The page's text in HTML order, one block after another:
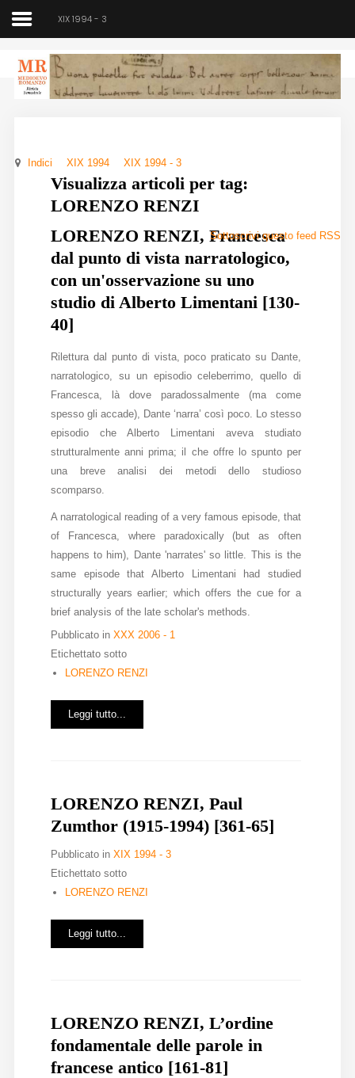
Medioevo Romanzo
Home
Chi siamo
Direzione
Indici
Seminario
Diffusione
direzione@medioevoromanzo.it
XIX 1994 - 3
Indici XIX 1994 XIX 1994 - 3
Visualizza articoli per tag:
LORENZO RENZI
Sottoscrivi questo feed RSS
LORENZO RENZI, Francesca
dal punto di vista narratologico,
con un'osservazione su uno
studio di Alberto Limentani [130-
40]
Rilettura dal punto di vista, poco praticato su Dante,
narratologico, su un episodio celeberrimo, quello di
Francesca, là dove paradossalmente (ma come
spesso gli accade), Dante ‘narra’ così poco. Lo stesso
episodio che Alberto Limentani aveva studiato
strutturalmente anni prima; il che offre lo spunto per
una breve analisi dei metodi dello studioso
scomparso.
A narratological reading of a very famous episode, that
of Francesca, where paradoxically (but as often
happens to him), Dante 'narrates' so little. This is the
same episode that Alberto Limentani had studied
structurally years earlier; which offers the cue for a
brief analysis of the late scholar's methods.
Pubblicato in XXX 2006 - 1
Etichettato sotto
LORENZO RENZI
Leggi tutto...
LORENZO RENZI, Paul
Zumthor (1915-1994) [361-65]
Pubblicato in XIX 1994 - 3
Etichettato sotto
LORENZO RENZI
Leggi tutto...
LORENZO RENZI, L’ordine
fondamentale delle parole in
francese antico [161-81]